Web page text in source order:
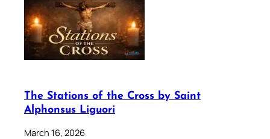
The Stations of the Cross by Saint
Alphonsus Liguori
March 16, 2026